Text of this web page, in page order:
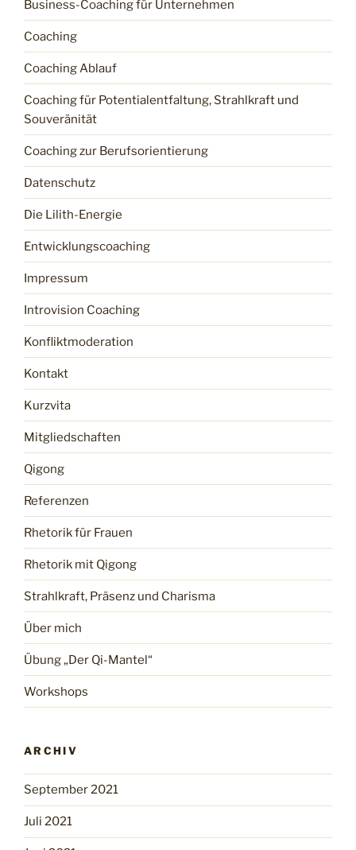
Business-Coaching für Unternehmen
Coaching
Coaching Ablauf
Coaching für Potentialentfaltung, Strahlkraft und
Souveränität
Coaching zur Berufsorientierung
Datenschutz
Die Lilith-Energie
Entwicklungscoaching
Impressum
Introvision Coaching
Konfliktmoderation
Kontakt
Kurzvita
Mitgliedschaften
Qigong
Referenzen
Rhetorik für Frauen
Rhetorik mit Qigong
Strahlkraft, Präsenz und Charisma
Über mich
Übung „Der Qi-Mantel“
Workshops
ARCHIV
September 2021
Juli 2021